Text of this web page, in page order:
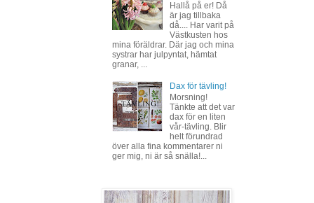
Hallå på er! Då
är jag tillbaka
då.... Har varit på
Västkusten hos
mina föräldrar. Där jag och mina
systrar har julpyntat, hämtat
granar, ...
Dax för tävling!
Morsning!
Tänkte att det var
dax för en liten
vår-tävling. Blir
helt förundrad
över alla fina kommentarer ni
ger mig, ni är så snälla!...